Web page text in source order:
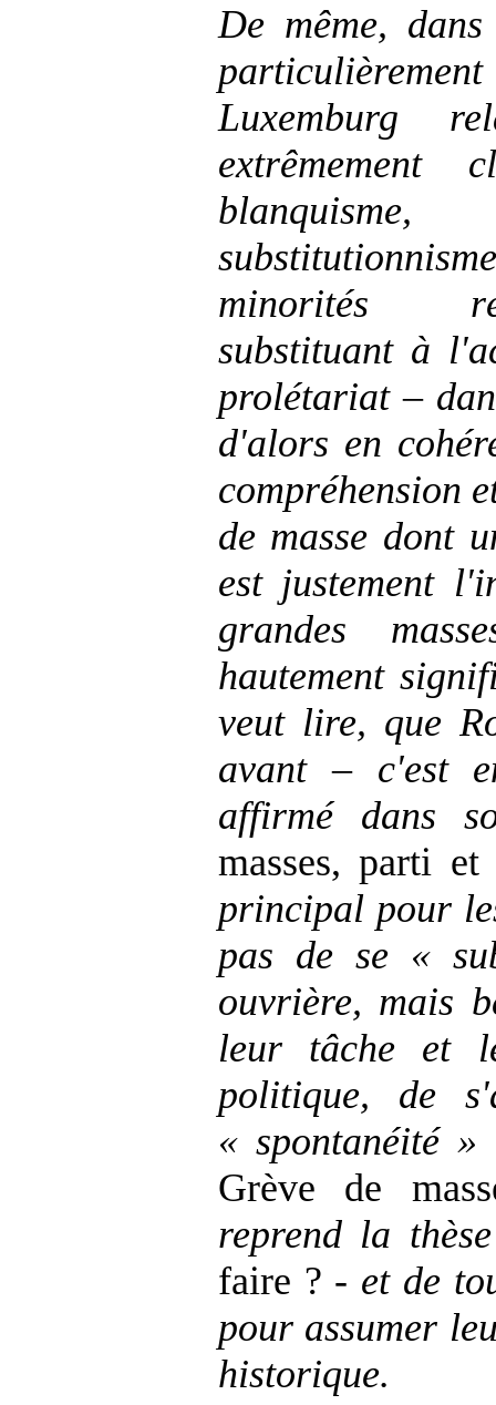
De même,
Luxemburg
minorités
substituant à
prolétariat –
d'alors en
compréhension
de masse dont
est justement
grandes
hautement
veut lire, que
avant – c'est
affirmé dans
masses, parti et
principal pour
pas de se «
ouvrière, mais
leur tâche et
politique, de
« spontanéité »
Grève de
reprend la
faire ? - et de
pour assumer
historique.